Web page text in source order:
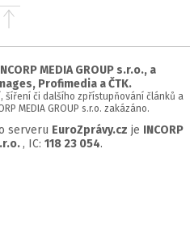
MEDIA GROUP s.r.o., a
Profimedia a ČTK.
šíření či dalšího zpřístupňování článků a
MEDIA GROUP s.r.o. zakázáno.
serveru EuroZprávy.cz je INCORP
, IC: 118 23 054.